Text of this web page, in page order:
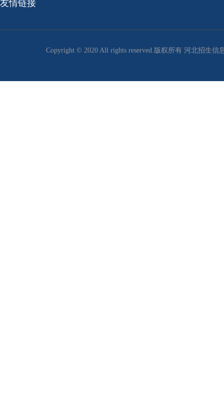
友情链接
Copyright © 2020 All rights reserved.版权所有 河北招生